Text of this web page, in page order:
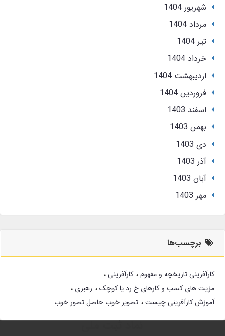
شهریور 1404
مرداد 1404
تير 1404
خرداد 1404
ارديبهشت 1404
فروردین 1404
اسفند 1403
بهمن 1403
دی 1403
آذر 1403
آبان 1403
مهر 1403
برچسب‌ها
کارآفرینی تاریخچه و مفهوم کارآفرینی
مزیت های کسب و کارهای خ رد یا کوچک رهبری
آموزش کارآفرینی چیست تصویر خوب حاصل تصور خوب
نماد ثبت ملی